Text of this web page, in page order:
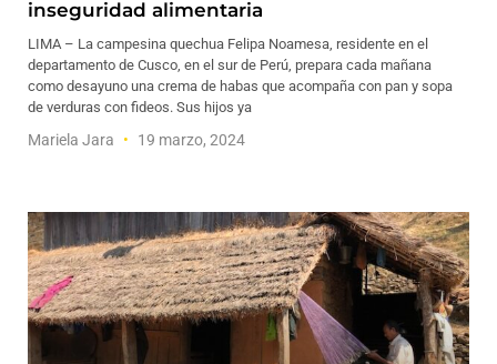
inseguridad alimentaria
LIMA – La campesina quechua Felipa Noamesa, residente en el
departamento de Cusco, en el sur de Perú, prepara cada mañana
como desayuno una crema de habas que acompaña con pan y sopa
de verduras con fideos. Sus hijos ya
Mariela Jara 19 marzo, 2024